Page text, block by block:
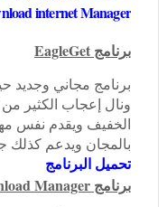
internet Manager
برنامج EagleGet
برنامج مجاني وجديد
ونال إعجاب الكثير
الخفيف ويقدم نفس
بالمجان ويدعم كذلك
تحميل البرنامج
برنامج Free Download Manager